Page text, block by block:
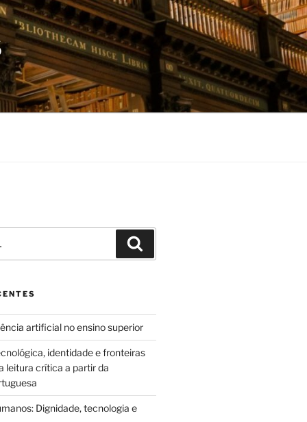
artificial no ensino superior
identidade e fronteiras
leitura crítica a partir da
Dignidade, tecnologia e